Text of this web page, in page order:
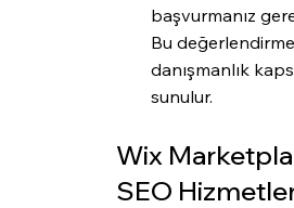
başvurmanız
Bu
danışmanlık
sunulur.
Wix
SEO